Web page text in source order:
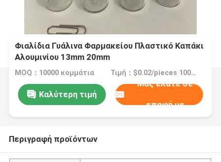
Φιαλίδια Γυάλινα Φαρμακείου Πλαστικό Καπάκι
Αλουμινίου 13mm 20mm
MOQ：10000 κομμάτια Τιμή：$0.02/pieces 10000-299999 pieces
Καλύτερη τιμή
Μας ελάτε σε
επαφή με
Περιγραφή προϊόντων